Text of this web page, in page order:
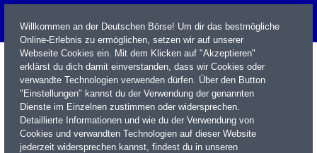
Name / WKN / ISIN / Kürzel
Willkommen an der Deutschen Börse! Um dir das bestmögliche
Online-Erlebnis zu ermöglichen, setzen wir auf unserer
Webseite Cookies ein. Mit dem Klicken auf "Akzeptieren"
erklärst du dich damit einverstanden, dass wir Cookies oder
verwandte Technologien verwenden dürfen. Über den Button
"Einstellungen" kannst du der Verwendung der genannten
Dienste im Einzelnen zustimmen oder widersprechen.
Detaillierte Informationen und wie du der Verwendung von
Cookies und verwandten Technologien auf dieser Website
jederzeit widersprechen kannst, findest du in unseren